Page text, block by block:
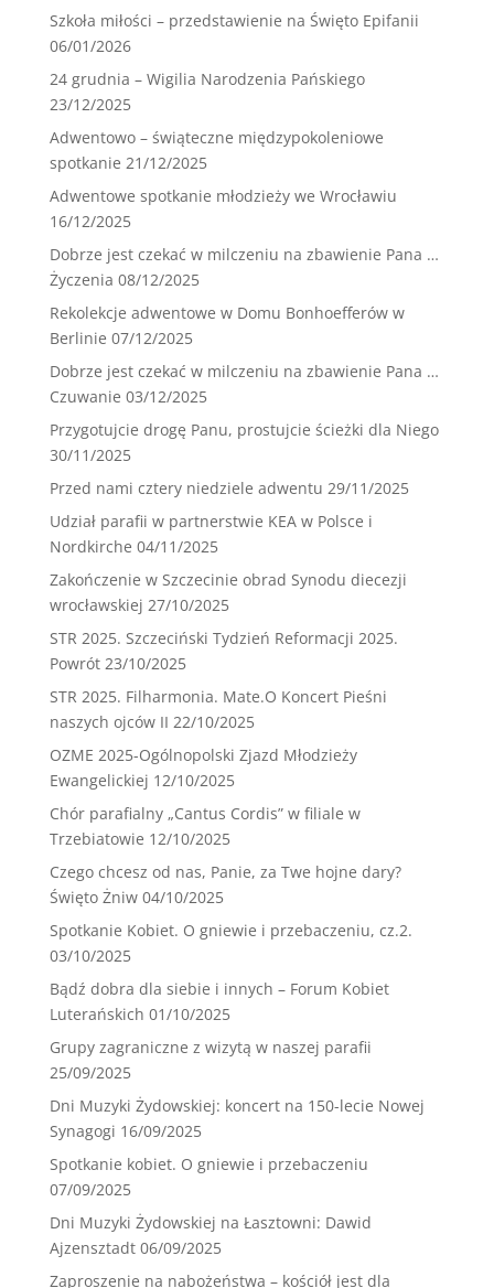
Szkoła miłości – przedstawienie na Święto Epifanii
06/01/2026
24 grudnia – Wigilia Narodzenia Pańskiego
23/12/2025
Adwentowo – świąteczne międzypokoleniowe
spotkanie 21/12/2025
Adwentowe spotkanie młodzieży we Wrocławiu
16/12/2025
Dobrze jest czekać w milczeniu na zbawienie Pana …
Życzenia 08/12/2025
Rekolekcje adwentowe w Domu Bonhoefferów w
Berlinie 07/12/2025
Dobrze jest czekać w milczeniu na zbawienie Pana …
Czuwanie 03/12/2025
Przygotujcie drogę Panu, prostujcie ścieżki dla Niego
30/11/2025
Przed nami cztery niedziele adwentu 29/11/2025
Udział parafii w partnerstwie KEA w Polsce i
Nordkirche 04/11/2025
Zakończenie w Szczecinie obrad Synodu diecezji
wrocławskiej 27/10/2025
STR 2025. Szczeciński Tydzień Reformacji 2025.
Powrót 23/10/2025
STR 2025. Filharmonia. Mate.O Koncert Pieśni
naszych ojców II 22/10/2025
OZME 2025-Ogólnopolski Zjazd Młodzieży
Ewangelickiej 12/10/2025
Chór parafialny „Cantus Cordis” w filiale w
Trzebiatowie 12/10/2025
Czego chcesz od nas, Panie, za Twe hojne dary?
Święto Żniw 04/10/2025
Spotkanie Kobiet. O gniewie i przebaczeniu, cz.2.
03/10/2025
Bądź dobra dla siebie i innych – Forum Kobiet
Luterańskich 01/10/2025
Grupy zagraniczne z wizytą w naszej parafii
25/09/2025
Dni Muzyki Żydowskiej: koncert na 150-lecie Nowej
Synagogi 16/09/2025
Spotkanie kobiet. O gniewie i przebaczeniu
07/09/2025
Dni Muzyki Żydowskiej na Łasztowni: Dawid
Ajzensztadt 06/09/2025
Zaproszenie na nabożeństwa – kościół jest dla